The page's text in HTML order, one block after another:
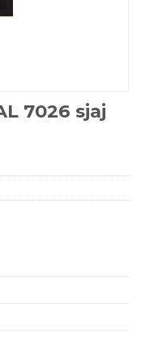
7026 sjaj